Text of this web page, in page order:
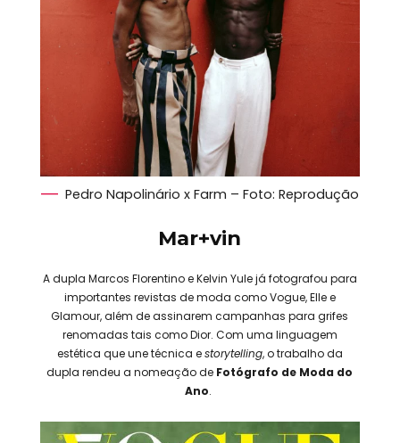
Pedro Napolinário x Farm – Foto: Reprodução
Mar+vin
A dupla Marcos Florentino e Kelvin Yule já fotografou para
importantes revistas de moda como Vogue, Elle e
Glamour, além de assinarem campanhas para grifes
renomadas tais como Dior. Com uma linguagem
estética que une técnica estorytelling, o trabalho da
dupla rendeu a nomeação de Fotógrafo de Moda do
Ano.